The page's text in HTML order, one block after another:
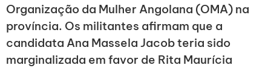
Organização da Mulher Angolana (OMA) na
província. Os militantes afirmam que a
candidata Ana Massela Jacob teria sido
marginalizada em favor de Rita Maurícia